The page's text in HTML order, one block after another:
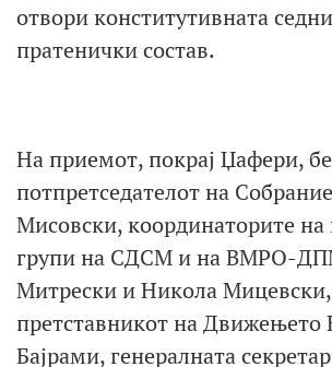
отвори конститутивната
пратенички состав.
На приемот, покрај Џафери,
потпретседателот на
Мисовски, координаторите на
групи на СДСМ и на ВМРО-
Митрески и Никола Мицевски,
претставникот на Движењето
Бајрами, генералната